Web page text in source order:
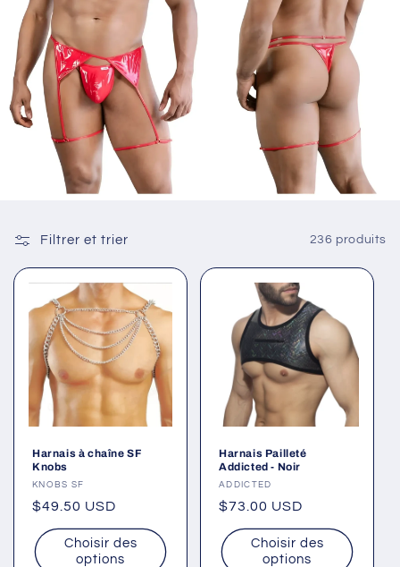
Filtrer et trier 236 produits
Harnais à chaîne SF
Knobs
Fournisseur :
KNOBS SF
Prix
habituel
$49.50 USD
Choisir des
options
Harnais Pailleté
Addicted - Noir
Fournisseur :
ADDICTED
Prix
habituel
$73.00 USD
Choisir des
options